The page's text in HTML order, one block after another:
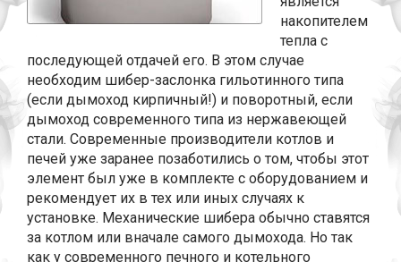
накопителем
тепла с
последующей отдачей его. В этом случае
необходим шибер-заслонка гильотинного типа
(если дымоход кирпичный!) и поворотный, если
дымоход современного типа из нержавеющей
стали. Современные производители котлов и
печей уже заранее позаботились о том, чтобы этот
элемент был уже в комплекте с оборудованием и
рекомендует их в тех или иных случаях к
установке. Механические шибера обычно ставятся
за котлом или вначале самого дымохода. Но так
как у современного печного и котельного